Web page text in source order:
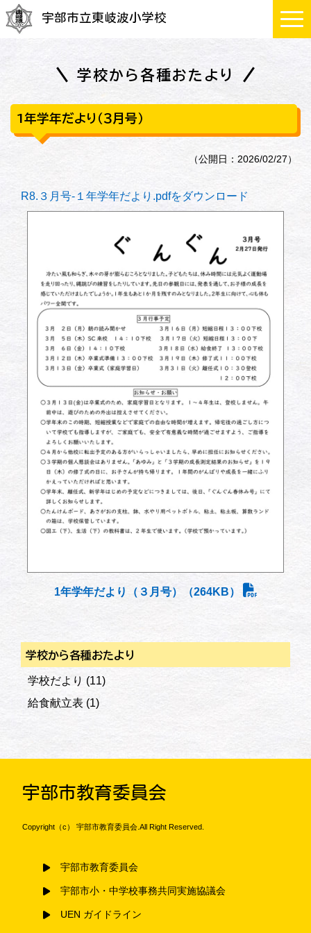
宇部市立東岐波小学校
学校から各種おたより
1年学年だより（３月号）
（公開日：2026/02/27）
R8.３月号-１年学年だより.pdfをダウンロード
1年学年だより（３月号）（264KB）
学校から各種おたより
学校だより (11)
給食献立表 (1)
宇部市教育委員会
Copyright（c） 宇部市教育委員会.All Right Reserved.
宇部市教育委員会
宇部市小・中学校事務共同実施協議会
UEN ガイドライン